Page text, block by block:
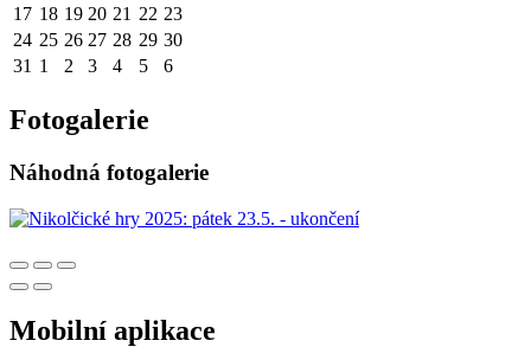
17 18 19 20 21 22 23
24 25 26 27 28 29 30
31 1 2 3 4 5 6
Fotogalerie
Náhodná fotogalerie
Mobilní aplikace